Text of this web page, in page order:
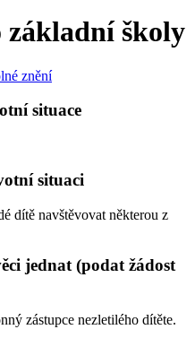
základní školy
znění
situace
situaci
dítě navštěvovat některou z
jednat (podat žádost
zástupce nezletilého dítěte.